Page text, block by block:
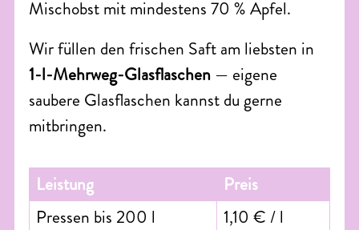
Mischobst mit mindestens 70 % Apfel.
Wir füllen den frischen Saft am liebsten in
1-l-Mehrweg-Glasflaschen — eigene
saubere Glasflaschen kannst du gerne
mitbringen.
Leistung
Preis
Pressen bis 200 l
1,10 € / l